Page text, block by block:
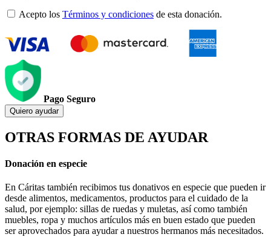
Acepto los Términos y condiciones de esta donación.
Pago Seguro
Quiero ayudar
OTRAS FORMAS DE AYUDAR
Donación en especie
En Cáritas también recibimos tus donativos en especie que pueden ir
desde alimentos, medicamentos, productos para el cuidado de la
salud, por ejemplo: sillas de ruedas y muletas, así como también
muebles, ropa y muchos artículos más en buen estado que pueden
ser aprovechados para ayudar a nuestros hermanos más necesitados.